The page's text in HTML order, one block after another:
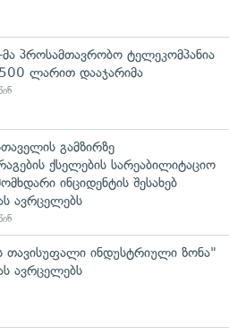
პროსამთავრობო ტელეკომპანია
ლარით დააჯარიმა
გამზირზე
ქსელების სარეაბილიტაციო
ინციდენტის შესახებ
ავრცელებს
თავისუფალი ინდუსტრიული ზონა"
ავრცელებს